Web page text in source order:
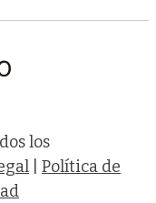
los
Política de